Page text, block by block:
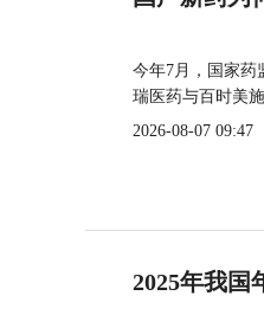
今年7月，国家药
瑞医药与百时美
2026-08-07 09:47
2025年我国